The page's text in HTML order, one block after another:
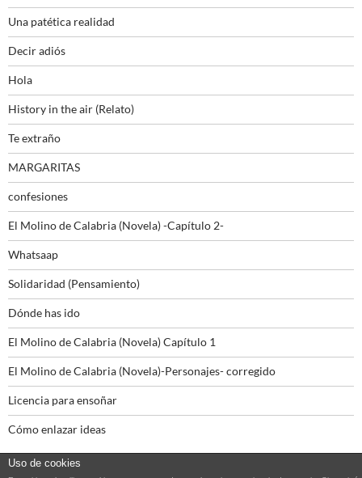
Una patética realidad
Decir adiós
Hola
History in the air (Relato)
Te extraño
MARGARITAS
confesiones
El Molino de Calabria (Novela) -Capítulo 2-
Whatsaap
Solidaridad (Pensamiento)
Dónde has ido
El Molino de Calabria (Novela) Capítulo 1
El Molino de Calabria (Novela)-Personajes- corregido
Licencia para ensoñar
Cómo enlazar ideas
Uso de cookies